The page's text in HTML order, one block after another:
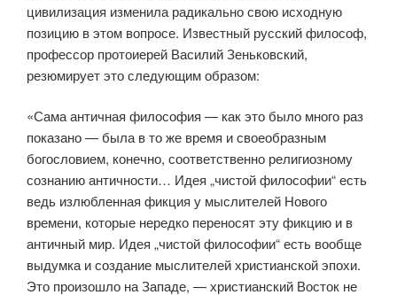
цивилизация изменила радикально свою исход­ную
позицию в этом вопросе. Известный русский философ,
профессор протоиерей Василий Зеньковский,
резюмирует это следующим образом:
«Сама античная философия — как это было много раз
показано — была в то же время и своеобразным
богословием, конечно, соответственно религиозному
сознанию античности… Идея „чистой философии“ есть
ведь излюбленная фикция у мыслителей Нового
времени, которые нередко переносят эту фикцию и в
античный мир. Идея „чистой философии“ есть вообще
выдумка и создание мыслителей христианской эпохи.
Это произошло на Западе, — христианский Восток не